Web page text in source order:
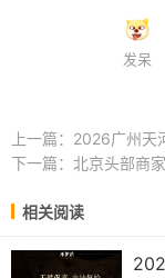
发呆
上一篇： 2026广州天河
下一篇： 北京头部商家
相关阅读